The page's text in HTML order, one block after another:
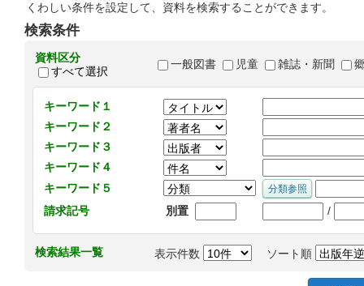
くわしい条件を設定して、資料を検索することができます。
検索条件
資料区分
すべて選択
一般図書 児童 雑誌・新聞
キーワード１
キーワード２
キーワード３
キーワード４
キーワード５
請求記号
別置 /
検索結果一覧 表示件数 ソート順